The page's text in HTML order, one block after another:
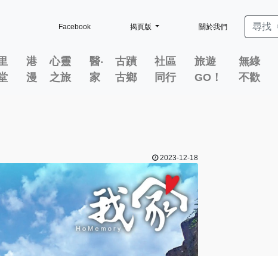
Facebook 揭頁版 關於我們
港
漫
心靈
之旅
醫‧
家
古蹟
古鄉
社區
同行
旅遊
GO！
無綠
不歡
2023-12-18